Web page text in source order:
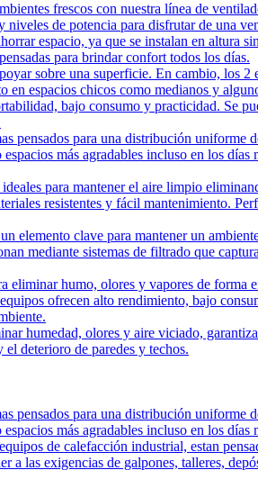
frescos con nuestra línea de
de potencia para disfrutar de una
espacio, ya que se instalan en altura
para brindar confort todos los días.
sobre una superficie. En cambio, los
espacios chicos como medianos y
bajo consumo y practicidad. Se
pensados para una distribución uniforme
más agradables incluso en los días
para mantener el aire limpio
resistentes y fácil mantenimiento.
elemento clave para mantener un
mediante sistemas de filtrado que
eliminar humo, olores y vapores de
ofrecen alto rendimiento, bajo
humedad, olores y aire viciado,
deterioro de paredes y techos.
pensados para una distribución uniforme
más agradables incluso en los días
de calefacción industrial, estan
las exigencias de galpones, talleres,